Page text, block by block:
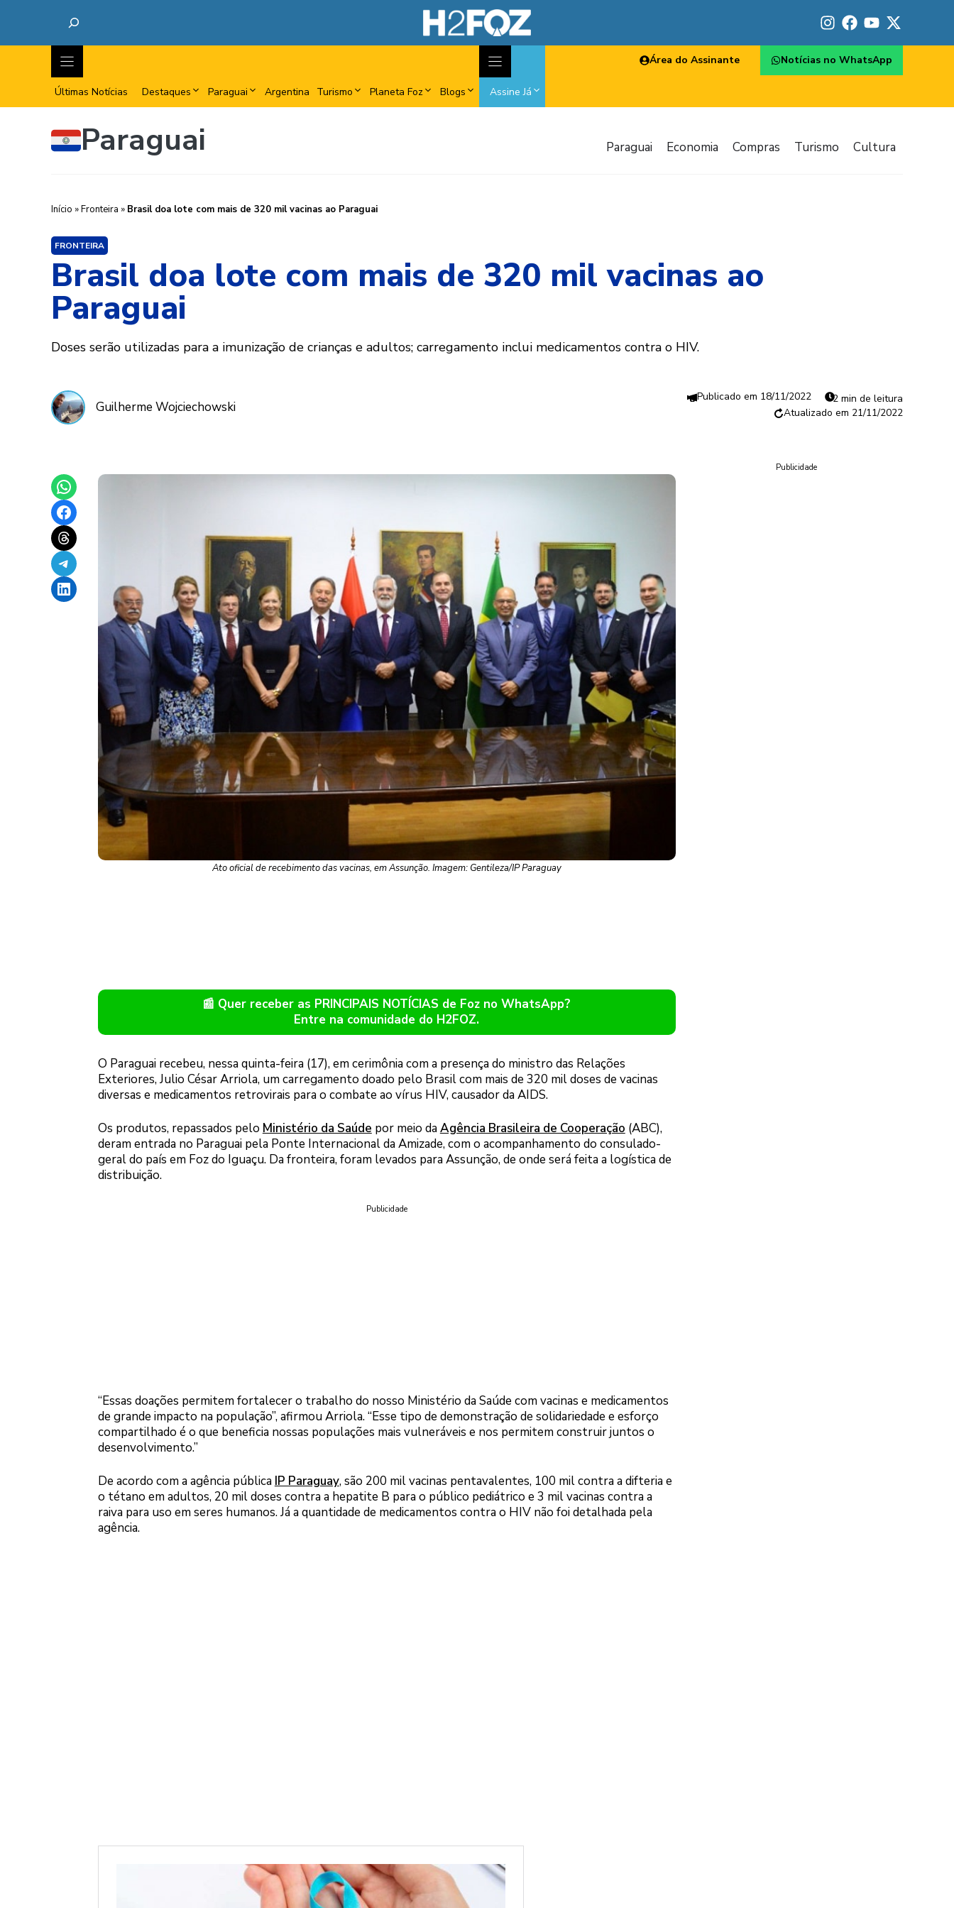
Últimas Notícias Destaques Paraguai Argentina Turismo Planeta Foz Blogs Assine Já
Área do Assinante Notícias no WhatsApp
Paraguai Paraguai Economia Compras Turismo Cultura
Início »Fronteira » Brasil doa lote com mais de 320 mil vacinas ao Paraguai
FRONTEIRA
Brasil doa lote com mais de 320 mil vacinas ao
Paraguai
Doses serão utilizadas para a imunização de crianças e adultos; carregamento inclui medicamentos contra o HIV.
Guilherme Wojciechowski
18/11/2022
2 min de leitura
21/11/2022
Share on WhatsApp
Share on Facebook
Share on Threads
Share on Telegram
Share on LinkedIn
Ato oficial de recebimento das vacinas, em Assunção. Imagem: Gentileza/IP Paraguay
📰 Quer receber as PRINCIPAIS NOTÍCIAS de Foz no WhatsApp?
Entre na comunidade do H2FOZ.
O Paraguai recebeu, nessa quinta-feira (17), em cerimônia com a presença do ministro das Relações
Exteriores, Julio César Arriola, um carregamento doado pelo Brasil com mais de 320 mil doses de vacinas
diversas e medicamentos retrovirais para o combate ao vírus HIV, causador da AIDS.
Os produtos, repassados pelo Ministério da Saúde por meio daAgência Brasileira de Cooperação (ABC),
deram entrada no Paraguai pela Ponte Internacional da Amizade, com o acompanhamento do consulado-
geral do país em Foz do Iguaçu. Da fronteira, foram levados para Assunção, de onde será feita a logística de
distribuição.
Publicidade
“Essas doações permitem fortalecer o trabalho do nosso Ministério da Saúde com vacinas e medicamentos
de grande impacto na população”, afirmou Arriola. “Esse tipo de demonstração de solidariedade e esforço
compartilhado é o que beneficia nossas populações mais vulneráveis e nos permitem construir juntos o
desenvolvimento.”
De acordo com a agência pública IP Paraguay, são 200 mil vacinas pentavalentes, 100 mil contra a difteria e
o tétano em adultos, 20 mil doses contra a hepatite B para o público pediátrico e 3 mil vacinas contra a
raiva para uso em seres humanos. Já a quantidade de medicamentos contra o HIV não foi detalhada pela
agência.
Publicidade